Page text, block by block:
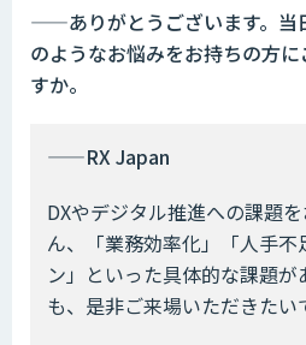
——ありがとうございます。当
のようなお悩みをお持ちの方
すか。
——RX Japan
DXやデジタル推進への課題
ん、「業務効率化」「人手
ン」といった具体的な課題
も、是非ご来場いただきたい